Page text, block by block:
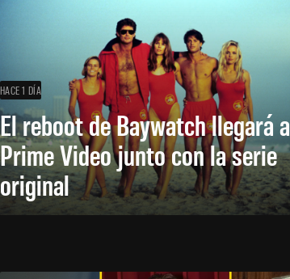
HACE 1 DÍA
El reboot de Baywatch llegará a
Prime Video junto con la serie
original